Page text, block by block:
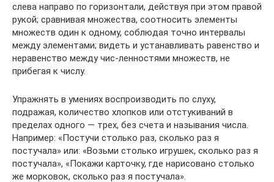
слева направо по горизонтали, действуя при этом пра­вой
рукой; сравнивая множества, соотносить элементы
множеств один к одному, соблюдая точно интервалы
между элементами; видеть и устанавливать равенство и
неравенство между чис-ленностями множеств, не
прибегая к числу.
Упражнять в умениях воспроизводить по слуху,
подражая, количество хлопков или отстукиваний в
пределах одного — трех, без счета и называния числа.
Например: «Постучи столько раз, сколько раз я
постучала» или: «Возьми столько игрушек, сколь­ко раз я
постучала», «Покажи карточку, где нарисовано столь­ко
же морковок, сколько раз я постучала».